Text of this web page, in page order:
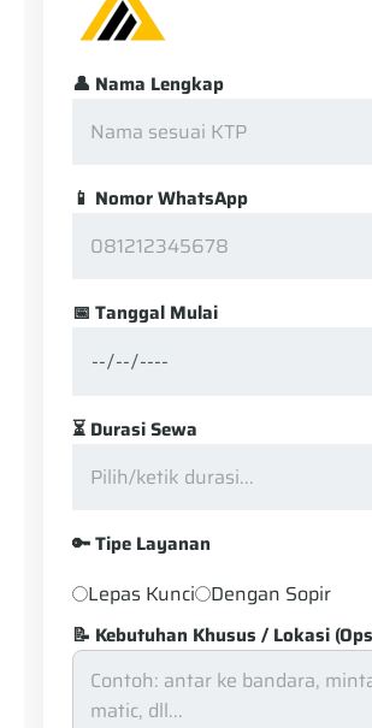
👤 Nama Lengkap
📱 Nomor WhatsApp
📅 Tanggal Mulai
⏳ Durasi Sewa
🔑 Tipe Layanan
Lepas Kunci Dengan Sopir
📝 Kebutuhan Khusus / Lokasi